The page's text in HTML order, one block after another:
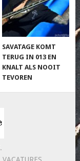
SAVATAGE KOMT
TERUG IN 013 EN
KNALT ALS NOOIT
TEVOREN
.